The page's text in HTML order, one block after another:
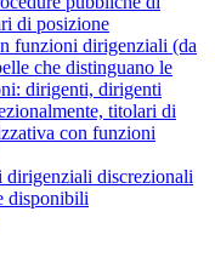
di posizione
funzioni dirigenziali (da
che distinguano le
dirigenti, dirigenti
titolari di
con funzioni
dirigenziali discrezionali
disponibili